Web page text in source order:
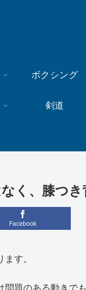
ボクシング
剣道
く、膝つ
Facebook
す。
題のある動きで